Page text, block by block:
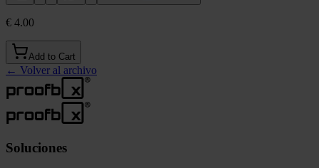
€ 4.00
Add to Cart
← Volver al archivo
Soluciones